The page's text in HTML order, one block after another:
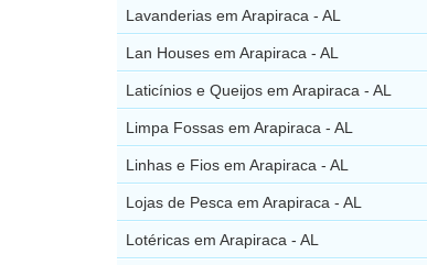
Lavanderias em Arapiraca - AL
Lan Houses em Arapiraca - AL
Laticínios e Queijos em Arapiraca - AL
Limpa Fossas em Arapiraca - AL
Linhas e Fios em Arapiraca - AL
Lojas de Pesca em Arapiraca - AL
Lotéricas em Arapiraca - AL